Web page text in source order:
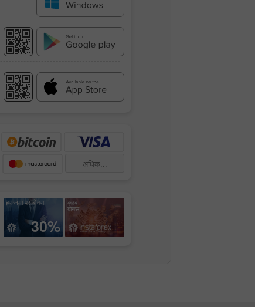
अधिक...
हर जमा पर बोनस
30%
क्लब
बोनस